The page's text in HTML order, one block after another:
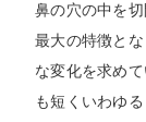
鼻の穴の中を
最大の特徴と
な変化を求め
も短くいわゆ